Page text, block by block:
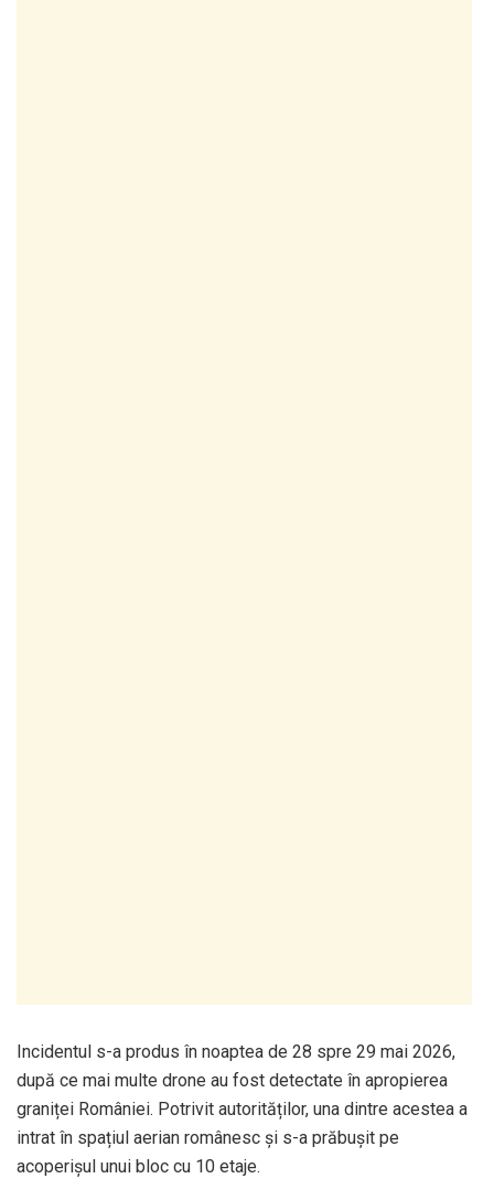
Incidentul s-a produs în noaptea de 28 spre 29 mai 2026,
după ce mai multe drone au fost detectate în apropierea
graniței României. Potrivit autorităților, una dintre acestea a
intrat în spațiul aerian românesc și s-a prăbușit pe
acoperișul unui bloc cu 10 etaje.